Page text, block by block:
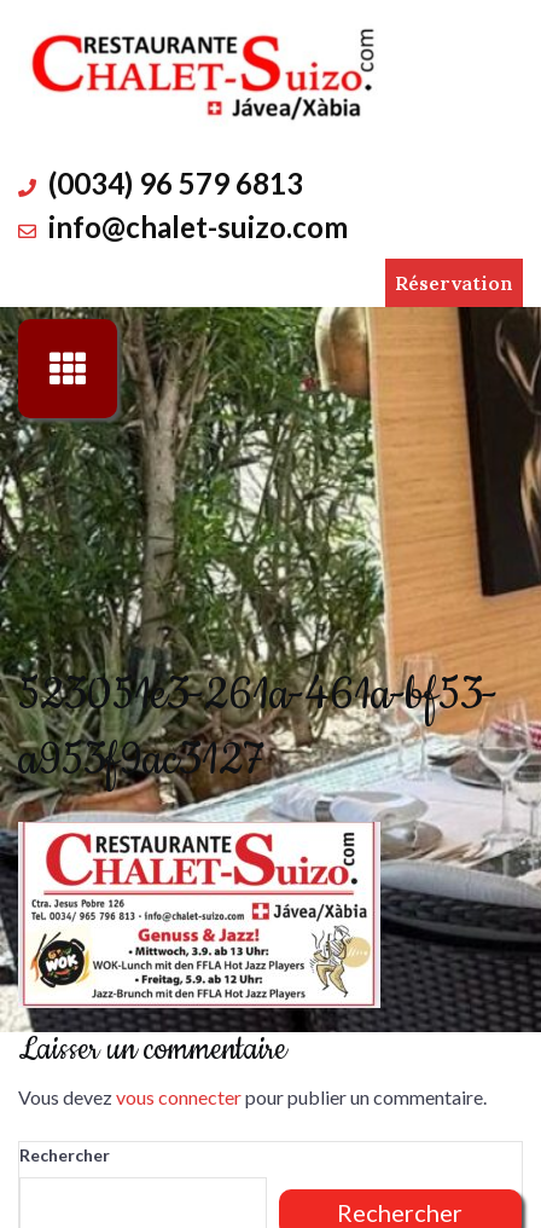
content
(0034) 96 579 6813
info@chalet-suizo.com
Réservation
523051e3-261a-461a-bf53-
a953f9ac3127
Laisser un commentaire
Vous devezvous connecterpour publier un commentaire.
Rechercher
Rechercher